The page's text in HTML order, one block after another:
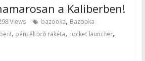
a Kaliberben!
Views bazooka, Bazooka
, páncéltörő rakéta, rocket launcher,